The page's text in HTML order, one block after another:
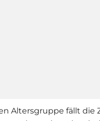
Altersgruppe fällt die